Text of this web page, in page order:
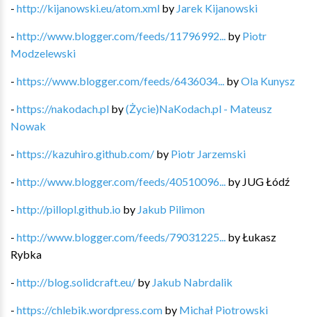
- http://kijanowski.eu/atom.xml by Jarek Kijanowski
- http://www.blogger.com/feeds/11796992... by Piotr
Modzelewski
- https://www.blogger.com/feeds/6436034... byOla Kunysz
- https://nakodach.pl by(Życie)NaKodach.pl - Mateusz
Nowak
- https://kazuhiro.github.com/ by Piotr Jarzemski
- http://www.blogger.com/feeds/40510096... by JUG Łódź
- http://pillopl.github.io by Jakub Pilimon
- http://www.blogger.com/feeds/79031225... byŁukasz
Rybka
- http://blog.solidcraft.eu/ by Jakub Nabrdalik
- https://chlebik.wordpress.com by Michał Piotrowski